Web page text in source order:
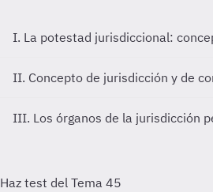
I. La potestad jurisdiccional:
II. Concepto de jurisdicción y de
III. Los órganos de la jurisdicción